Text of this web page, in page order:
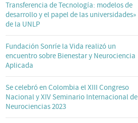
Transferencia de Tecnología: modelos de
desarrollo y el papel de las universidades»
de la UNLP
Fundación Sonríe la Vida realizó un
encuentro sobre Bienestar y Neurociencia
Aplicada
Se celebró en Colombia el XIII Congreso
Nacional y XIV Seminario Internacional de
Neurociencias 2023